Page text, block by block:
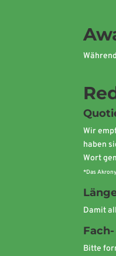
Wir
haben
Wort
*Das
Damit
Bitte